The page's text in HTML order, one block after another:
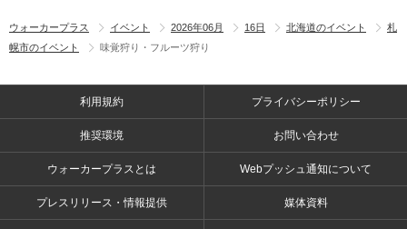
ウォーカープラス イベント 2026年06月 16日 北海道のイベント
札
幌市のイベント
味覚狩り・フルーツ狩り
利用規約 プライバシーポリシー
推奨環境 お問い合わせ
ウォーカープラスとは Webプッシュ通知について
プレスリリース・情報提供 媒体資料